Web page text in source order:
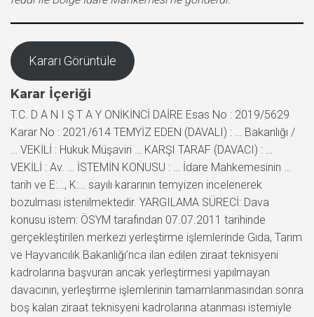
Kararı Görüntüle
Karar İçeriği
T.C. D A N I Ş T A Y ONİKİNCİ DAİRE Esas No : 2019/5629
Karar No : 2021/614 TEMYİZ EDEN (DAVALI) : … Bakanlığı /
… VEKİLİ : Hukuk Müşaviri … KARŞI TARAF (DAVACI) : …
VEKİLİ : Av. … İSTEMİN KONUSU : … İdare Mahkemesinin …
tarih ve E:…, K:… sayılı kararının temyizen incelenerek
bozulması istenilmektedir. YARGILAMA SÜRECİ: Dava
konusu istem: ÖSYM tarafından 07.07.2011 tarihinde
gerçekleştirilen merkezi yerleştirme işlemlerinde Gıda, Tarım
ve Hayvancılık Bakanlığı’nca ilan edilen ziraat teknisyeni
kadrolarına başvuran ancak yerleştirmesi yapılmayan
davacının, yerleştirme işlemlerinin tamamlanmasından sonra
boş kalan ziraat teknisyeni kadrolarına atanması istemiyle